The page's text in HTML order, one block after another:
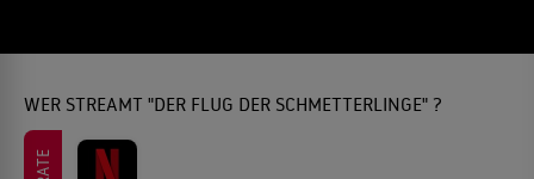
WER STREAMT "DER FLUG DER SCHMETTERLINGE" ?